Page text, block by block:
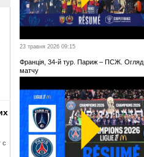
с
23 травня 2026 09:15
Франція, 34-й тур. Париж – ПСЖ. Огляд
матчу